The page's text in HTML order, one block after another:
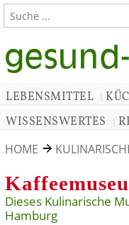
LEBENSMITTEL
WISSENSWERTES
HOME
Dieses Kulinarische
Hamburg